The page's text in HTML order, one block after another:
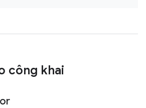
công khai